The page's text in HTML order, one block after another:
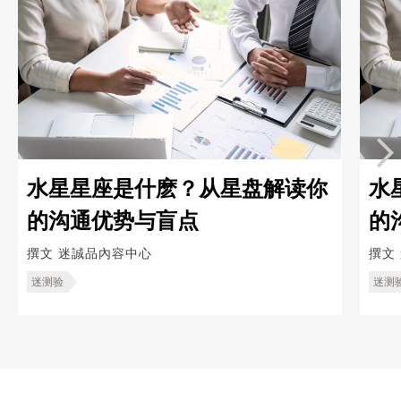
水星星座是什麽？从星盘解读你
的沟通优势与盲点
撰文 迷誠品內容中心
迷测验
水
的
撰文
迷测